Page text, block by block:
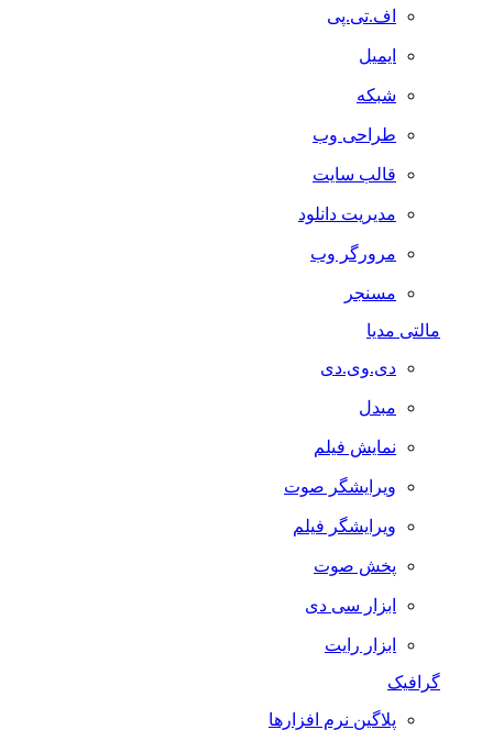
اف.تی.پی
ایمیل
شبکه
طراحی وب
قالب سایت
مدیریت دانلود
مرورگر وب
مسنجر
مالتی مدیا
دی.وی.دی
مبدل
نمایش فیلم
ویرایشگر صوت
ویرایشگر فیلم
پخش صوت
ابزار سی دی
ابزار رایت
گرافیک
پلاگین نرم افزارها